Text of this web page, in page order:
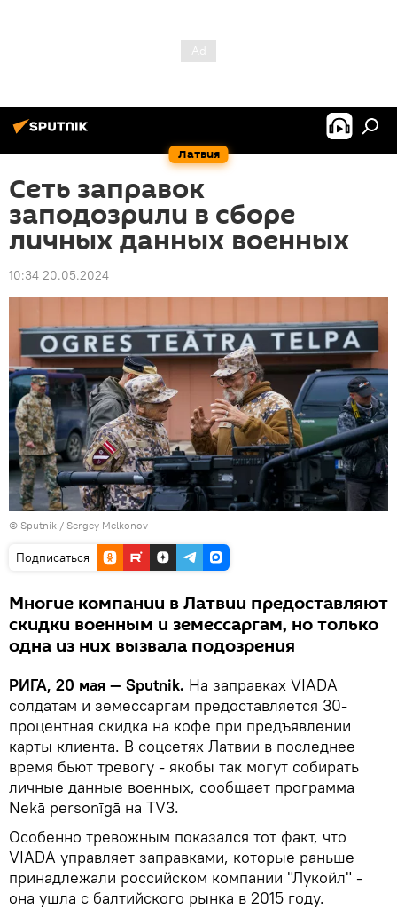
Латвия
Сеть заправок
заподозрили в сборе
личных данных военных
10:34 20.05.2024
© Sputnik / Sergey Melkonov
Подписаться
Многие компании в Латвии предоставляют
скидки военным и земессаргам, но только
одна из них вызвала подозрения
РИГА, 20 мая — Sputnik. На заправках VIADA
солдатам и земессаргам предоставляется 30-
процентная скидка на кофе при предъявлении
карты клиента. В соцсетях Латвии в последнее
время бьют тревогу - якобы так могут собирать
личные данные военных, сообщает программа
Nekā personīgā на TV3.
Особенно тревожным показался тот факт, что
VIADA управляет заправками, которые раньше
принадлежали российском компании "Лукойл" -
она ушла с балтийского рынка в 2015 году.